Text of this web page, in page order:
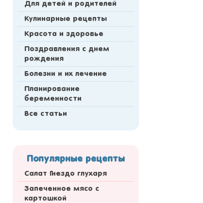
Для детей и родителей
Кулинарные рецепты
Красота и здоровье
Поздравления с днем
рождения
Болезни и их лечение
Планирование
беременности
Все статьи
Популярные рецепты
Салат Гнездо глухаря
Запеченное мясо с
картошкой